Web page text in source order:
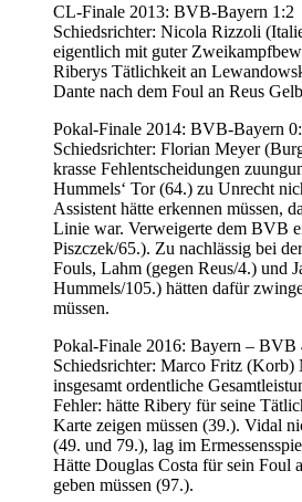
CL-Finale 2013: BVB-Bayern 1:2
Schiedsrichter: Nicola Rizzoli
eigentlich mit guter
Riberys Tätlichkeit an
Dante nach dem Foul an Reus
Pokal-Finale 2014: BVB-Bayern
Schiedsrichter: Florian Meyer
krasse Fehlentscheidungen
Hummels‘ Tor (64.) zu Unrecht
Assistent hätte erkennen müssen,
Linie war. Verweigerte dem BVB
Piszczek/65.). Zu nachlässig bei
Fouls, Lahm (gegen Reus/4.) und
Hummels/105.) hätten dafür
müssen.
Pokal-Finale 2016: Bayern – BVB
Schiedsrichter: Marco Fritz (Korb)
insgesamt ordentliche
Fehler: hätte Ribery für seine
Karte zeigen müssen (39.). Vidal
(49. und 79.), lag im
Hätte Douglas Costa für sein Foul
geben müssen (97.).